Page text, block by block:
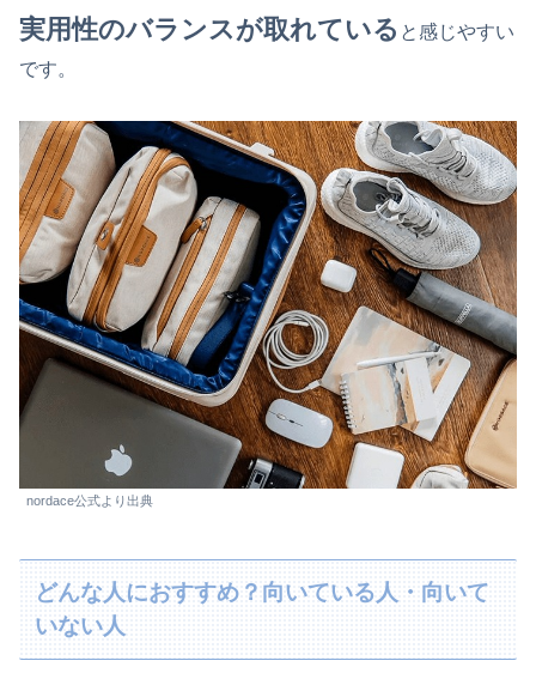
実用性のバランスが取れている と感じやすい
です。
nordace公式より出典
どんな人におすすめ？向いている人・向いて
いない人